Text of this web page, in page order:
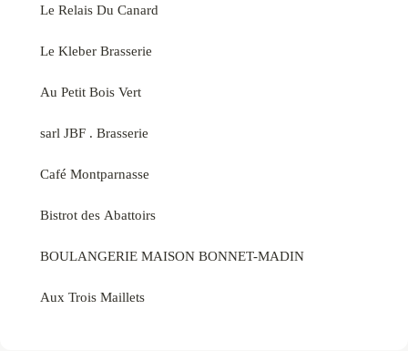
Le Relais Du Canard
Le Kleber Brasserie
Au Petit Bois Vert
sarl JBF . Brasserie
Café Montparnasse
Bistrot des Abattoirs
BOULANGERIE MAISON BONNET-MADIN
Aux Trois Maillets